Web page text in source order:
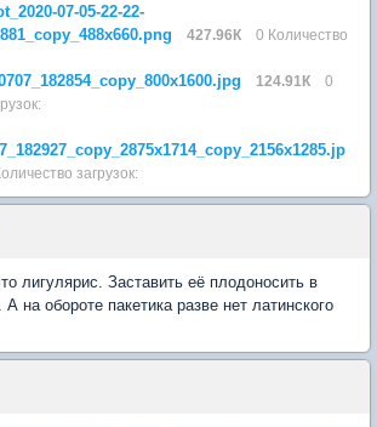
07-05-22-22-
427.96К
0 Количество
124.91К
0
загрузок:
лигулярис. Заставить еë плодоносить в
на обороте пакетика разве нет латинского